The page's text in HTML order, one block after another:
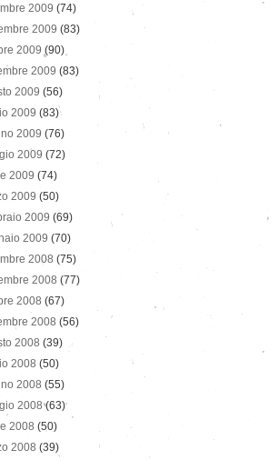
2009 (74)
2009 (83)
2009 (90)
2009 (83)
2009 (56)
2009 (83)
2009 (76)
2009 (72)
2009 (74)
2009 (50)
2009 (69)
2009 (70)
2008 (75)
2008 (77)
2008 (67)
2008 (56)
2008 (39)
2008 (50)
2008 (55)
2008(63)
2008 (50)
2008 (39)